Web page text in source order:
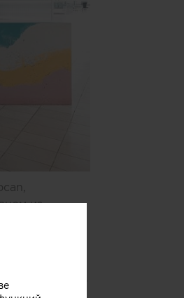
из
мороженого